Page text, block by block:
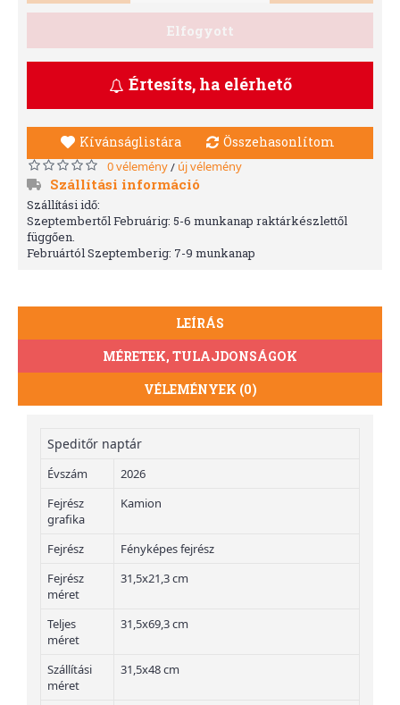
Elfogyott
Értesíts, ha elérhető
Kívánságlistára Összehasonlítom
0 vélemény/ új vélemény
Szállítási információ
Szállítási idő:
Szeptembertől Februárig: 5-6 munkanap raktárkészlettől
függően.
Februártól Szeptemberig: 7-9 munkanap
LEÍRÁS
MÉRETEK, TULAJDONSÁGOK
VÉLEMÉNYEK (0)
Speditőr naptár
Évszám
2026
Fejrész
grafika
Kamion
Fejrész
Fényképes fejrész
Fejrész
méret
31,5x21,3 cm
Teljes
méret
31,5x69,3 cm
Szállítási
méret
31,5x48 cm